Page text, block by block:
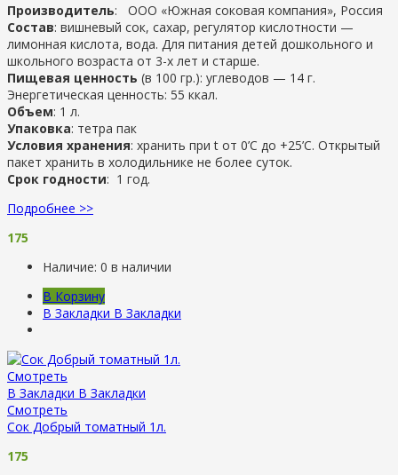
Производитель: ООО «Южная соковая компания», Россия
Состав: вишневый сок, сахар, регулятор кислотности —
лимонная кислота, вода. Для питания детей дошкольного и
школьного возраста от 3-х лет и старше.
Пищевая ценность (в 100 гр.): углеводов — 14 г.
Энергетическая ценность: 55 ккал.
Объем: 1 л.
Упаковка: тетра пак
Условия хранения: хранить при t от 0’C до +25’C. Открытый
пакет хранить в холодильнике не более суток.
Срок годности: 1 год.
Подробнее >>
175
Наличие: 0 в наличии
В Корзину
В Закладки В Закладки
Смотреть
В Закладки В Закладки
Смотреть
Сок Добрый томатный 1л.
175